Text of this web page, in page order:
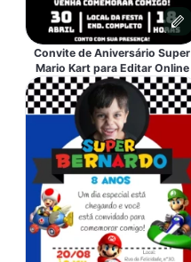
Convite de Aniversário Super
Mario Kart para Editar Online